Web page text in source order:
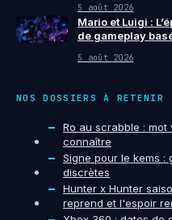
5 août 2026
Mario et Luigi :
de gameplay
5 août 2026
NOS DOSSIERS À RETENIR
Ro au scrabble :
connaître
Signe pour le kems :
discrètes
Hunter x Hunter
reprend et l'espoir